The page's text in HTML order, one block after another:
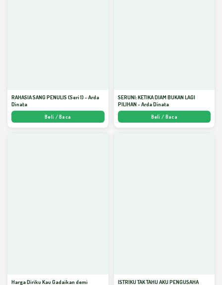
RAHASIA SANG PENULIS (Seri 1) - Arda
Dinata
Beli / Baca
SERUNI: KETIKA DIAM BUKAN LAGI
PILIHAN - Arda Dinata
Beli / Baca
Harga Diriku Kau Gadaikan demi
ISTRIKU TAK TAHU AKU PENGUSAHA